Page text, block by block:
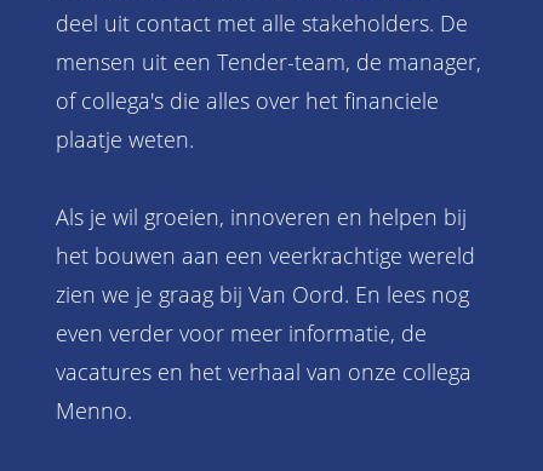
deel uit contact met alle stakeholders. De
mensen uit een Tender-team, de manager,
of collega's die alles over het financiele
plaatje weten.
Als je wil groeien, innoveren en helpen bij
het bouwen aan een veerkrachtige wereld
zien we je graag bij Van Oord. En lees nog
even verder voor meer informatie, de
vacatures en het verhaal van onze collega
Menno.